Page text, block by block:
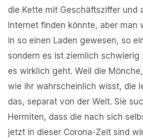
die Kette mit Geschäftsziffer und
Internet finden könnte, aber man
in so einen Laden gewesen, so
sondern es ist ziemlich schwierig
es wirklich geht. Weil die
wie ihr wahrscheinlich wisst, die
das, separat von der Welt. Sie
Hermiten, dass die nach sich
jetzt in dieser Corona-Zeit sind